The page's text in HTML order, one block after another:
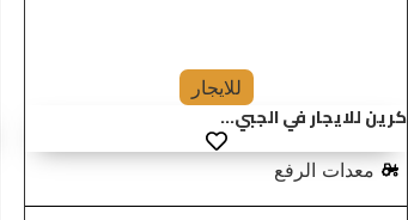
للايجار
كرين للايجار في الجبي...
معدات الرفع